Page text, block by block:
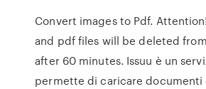
Convert images to Pdf.
and pdf files will be deleted
after 60 minutes. Issuu è un
permette di caricare